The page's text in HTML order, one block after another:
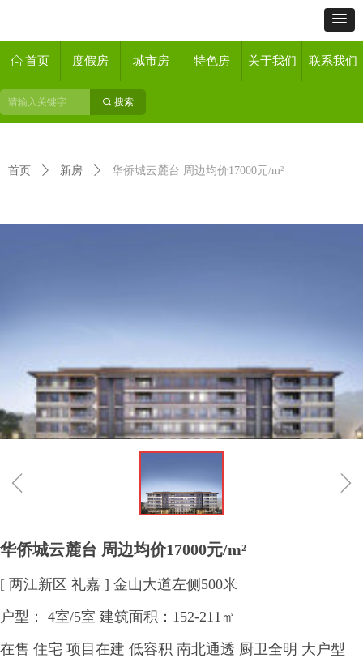
ꀇ 首页 度假房 城市房 特色房 关于我们 联系我们
끠 搜索
ꁆ ꁇ
华侨城云麓台 周边均价17000元/m²
[ 两江新区 礼嘉 ] 金山大道左侧500米
户型： 4室/5室 建筑面积：152-211㎡
在售 住宅 项目在建 低容积 南北通透 厨卫全明 大户型
首页 ꄲ 新房 ꄲ 华侨城云麓台 周边均价17000元/m²